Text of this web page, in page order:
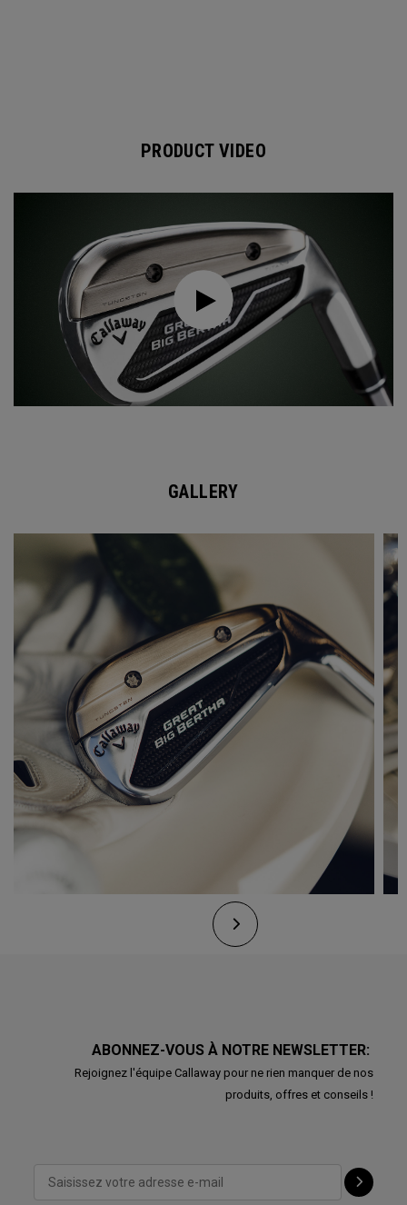
PRODUCT VIDEO
GALLERY
ABONNEZ-VOUS À NOTRE NEWSLETTER:
Rejoignez l'équipe Callaway pour ne rien manquer de nos
produits, offres et conseils !